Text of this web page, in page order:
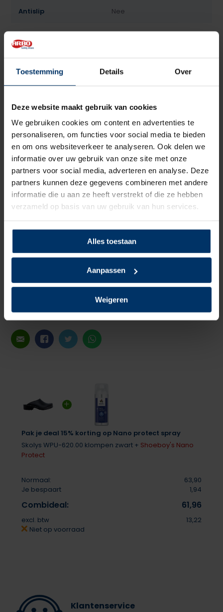
Toestemming Details Over
Deze website maakt gebruik van cookies
We gebruiken cookies om content en advertenties te
personaliseren, om functies voor social media te bieden
en om ons websiteverkeer te analyseren. Ook delen we
informatie over uw gebruik van onze site met onze
partners voor social media, adverteren en analyse. Deze
partners kunnen deze gegevens combineren met andere
informatie die u aan ze heeft verstrekt of die ze hebben
verzameld op basis van uw gebruik van hun services.
Alles toestaan
Aanpassen
Weigeren
Pak je deal 15% korting op Nano protect spray
Skolys WPU-620.00 klompen zwart + Shoeboy's Nano
Protect
Normaal:
63,90
Je bespaart
1,94
Combideal: 61,96
excl. btw
13,22
Niet op voorraad
Antislip Nee
Overige specificaties Polstering
Kleur Zwart
Beoordelingen
Schrijf je eigen review
5 van 5
de klompen lopen heerlijk, zijn veilig en hebben een mooi
pasvorm om de voet
+ Veilig en lopen heerlijk
de naamplakkers van skolly zou er niet in moeten, dit
meer uit gaat en blijft plakken aan je hakken
Gepost door: jolanda verburgt op 20 Mei 2025
Delen
Klantenservice